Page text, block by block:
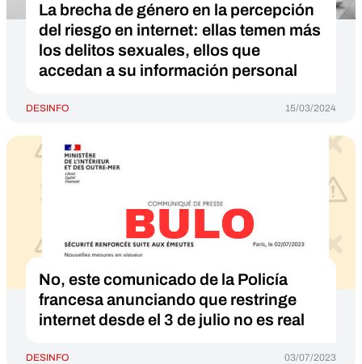
La brecha de género en la percepción
del riesgo en internet: ellas temen más
los delitos sexuales, ellos que
accedan a su información personal
DESINFO 15/03/2024
No, este comunicado de la Policía
francesa anunciando que restringe
internet desde el 3 de julio no es real
DESINFO 03/07/2023